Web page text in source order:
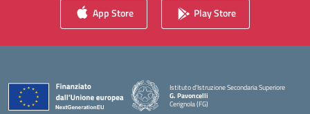
App Store Play Store
Istituto d'Istruzione Secondaria Superiore
G. Pavoncelli
Cerignola (FG)
— Visita la pagina iniziale della scuola